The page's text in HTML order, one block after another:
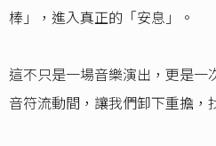
棒」，進入真正的「安息」。
這不只是一場音樂演出，更是一
音符流動間，讓我們卸下重擔，